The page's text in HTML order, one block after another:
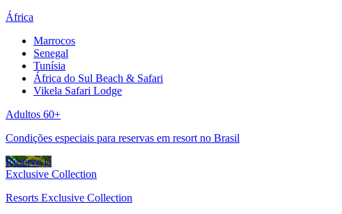
África
Marrocos
Senegal
Tunísia
África do Sul Beach & Safari
Vikela Safari Lodge
Adultos 60+
Condições especiais para reservas em resort no Brasil
Reserve já
Exclusive Collection
Resorts Exclusive Collection